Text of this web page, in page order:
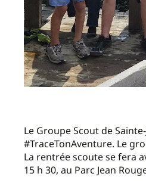
Le Groupe Scout de
#TraceTonAventure. Le
La rentrée scoute se fera
15 h 30, au Parc Jean